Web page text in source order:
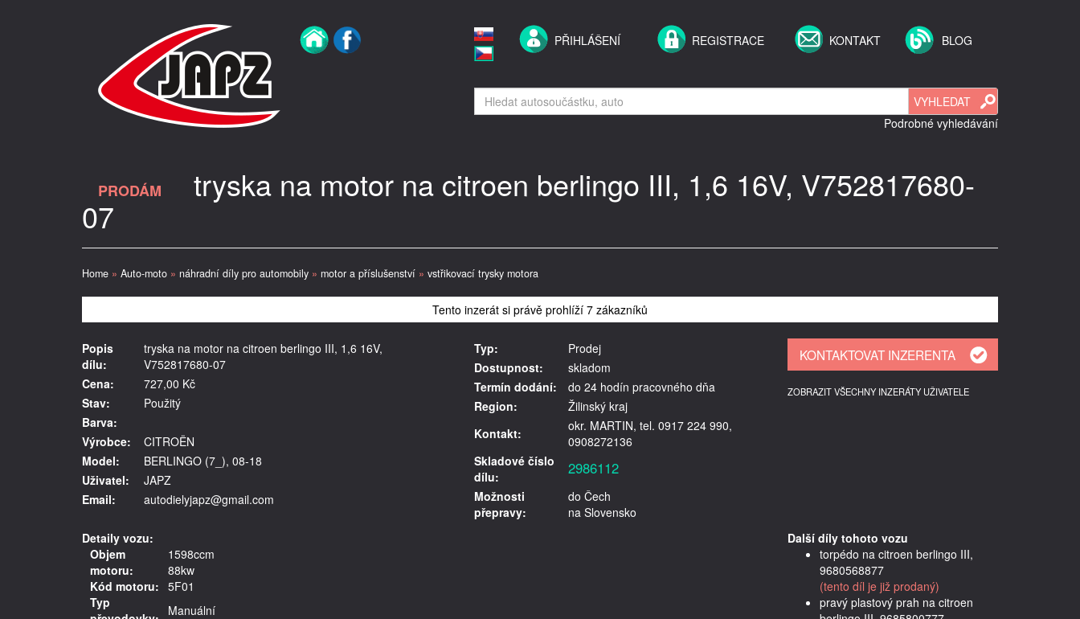
PŘIHLÁŠENÍ REGISTRACE KONTAKT BLOG
Podrobné vyhledávání
PRODÁM tryska na motor na citroen berlingo III, 1,6 16V, V752817680-
07
Home » Auto-moto » náhradní díly pro automobily » motor a příslušenství » vstřikovací trysky motora
Tento inzerát si právě prohlíží 7 zákazníků
Popis
dílu:
tryska na motor na citroen berlingo III, 1,6 16V,
V752817680-07
Cena:
727,00 Kč
Stav:
Použitý
Barva:
Výrobce:
CITROËN
Model:
BERLINGO (7_), 08-18
Uživatel:
JAPZ
Email:
autodielyjapz@gmail.com
Typ:
Prodej
Dostupnost:
skladom
Termín dodání:
do 24 hodín pracovného dňa
Region:
Žilinský kraj
Kontakt:
okr. MARTIN, tel. 0917 224 990,
0908272136
Skladové číslo
dílu:
2986112
Možnosti
přepravy:
do Čech
na Slovensko
ZOBRAZIT VŠECHNY INZERÁTY UŽIVATELE
Detaily vozu:
Objem
motoru:
1598ccm
88kw
Kód motoru: 5F01
Typ
Manuální
Další díly tohoto vozu
torpédo na citroen berlingo III,
9680568877
(tento díl je již prodaný)
pravý plastový prah na citroen